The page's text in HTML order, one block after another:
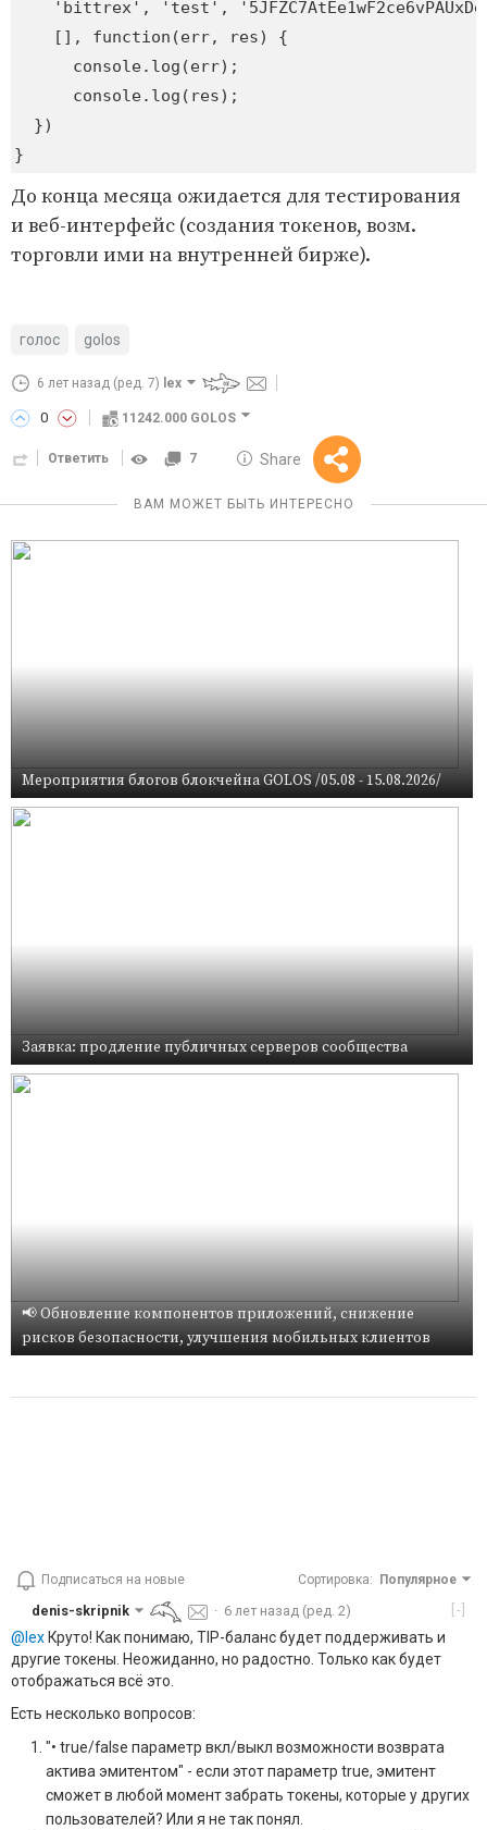
'bittrex', 'test',
    [], function(err, res) {
      console.log(err);
      console.log(res);
  })
До конца месяца ожидается для тестирования
и веб-интерфейс (создания токенов, возм.
торговли ими на внутренней бирже).
голос golos
6 лет назад (ред. 7) lex
0 11242.000 GOLOS
Ответить 7 Share
Reward
10 GOLOS
ВАМ МОЖЕТ БЫТЬ ИНТЕРЕСНО
Мероприятия блогов блокчейна GOLOS /05.08 - 15.08.2026/
Заявка: продление публичных серверов сообщества
📢 Обновление компонентов приложений, снижение
рисков безопасности, улучшения мобильных клиентов
Подписаться на новые Сортировка: Популярное
[-]
denis-skripnik · 6 лет назад (ред. 2)
@lex Круто! Как понимаю, TIP-баланс будет поддерживать и
другие токены. Неожиданно, но радостно. Только как будет
отображаться всё это.
Есть несколько вопросов:
"• true/false параметр вкл/выкл возможности возврата
актива эмитентом" - если этот параметр true, эмитент
сможет в любой момент забрать токены, которые у других
пользователей? Или я не так понял.